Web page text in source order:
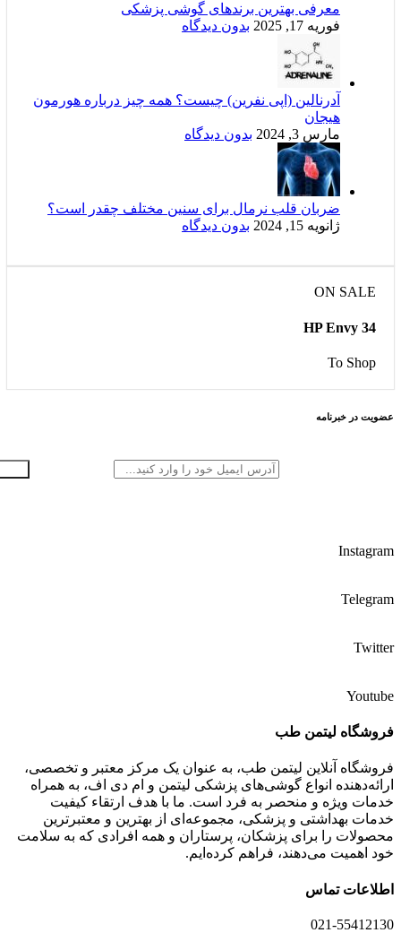
معرفی بهترین برندهای گوشی پزشکی
فوریه 17, 2025
بدون دیدگاه
آدرنالین (اپی نفرین) چیست؟ همه چیز درباره هورمون
هیجان
مارس 3, 2024
بدون دیدگاه
ضربان قلب نرمال برای سنین مختلف چقدر است؟
ژانویه 15, 2024
بدون دیدگاه
ON SALE
HP Envy 34
To Shop
عضویت در خبرنامه
Instagram
Telegram
Twitter
Youtube
فروشگاه لیتمن طب
فروشگاه آنلاین لیتمن طب، به عنوان یک مرکز معتبر و تخصصی،
ارائه‌دهنده انواع گوشی‌های پزشکی لیتمن و ام دی اف، به همراه
خدمات ویژه و منحصر به فرد است. ما با هدف ارتقاء کیفیت
خدمات بهداشتی و پزشکی، مجموعه‌ای از بهترین و معتبرترین
محصولات را برای پزشکان، پرستاران و همه افرادی که به سلامت
خود اهمیت می‌دهند، فراهم کرده‌ایم.
اطلاعات تماس
021-55412130